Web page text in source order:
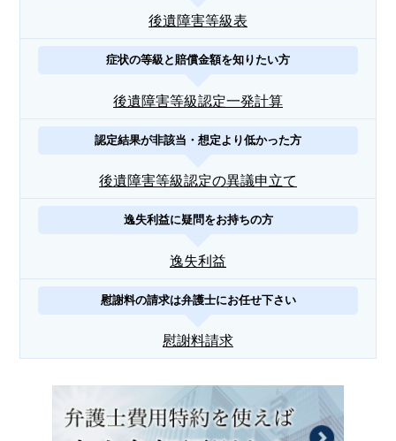
後遺障害等級表
症状の等級と賠償金額を知りたい方
後遺障害等級認定一発計算
認定結果が非該当・想定より低かった方
後遺障害等級認定の異議申立て
逸失利益に疑問をお持ちの方
逸失利益
慰謝料の請求は弁護士にお任せ下さい
慰謝料請求